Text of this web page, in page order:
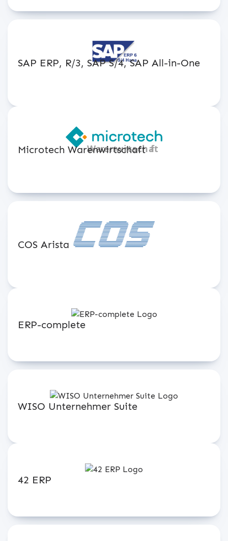
SAP ERP, R/3, SAP S/4, SAP All-in-One
Microtech Warenwirtschaft
COS Arista
ERP-complete
WISO Unternehmer Suite
42 ERP